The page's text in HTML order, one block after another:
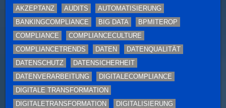
AKZEPTANZ AUDITS
AUTOMATISIERUNG
BANKINGCOMPLIANCE
BIG DATA
BPMITEROP
COMPLIANCE
COMPLIANCECULTURE
COMPLIANCETRENDS
DATEN
DATENQUALITÄT
DATENSCHUTZ
DATENSICHERHEIT
DATENVERARBEITUNG
DIGITALECOMPLIANCE
DIGITALE TRANSFORMATION
DIGITALETRANSFORMATION
DIGITALISIERUNG